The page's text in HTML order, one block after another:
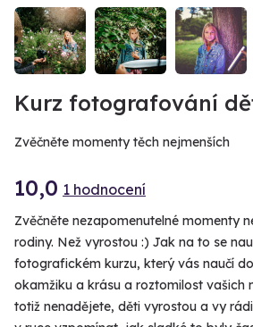
Kurz fotografování
Zvěčněte momenty těch nejmenších
10,0 1 hodnocení
Zvěčněte nezapomenutelné momenty
rodiny. Než vyrostou :) Jak na to se
fotografickém kurzu, který vás naučí
okamžiku a krásu a roztomilost vašich
totiž nenadějete, děti vyrostou a vy